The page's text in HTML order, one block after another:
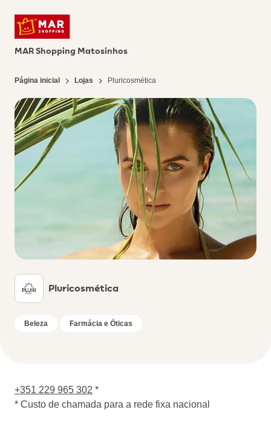
MAR Shopping Matosinhos
Página inicial Lojas Pluricosmética
Pluricosmética
Beleza Farmácia e Óticas
+351 229 965 302 *
* Custo de chamada para a rede fixa nacional